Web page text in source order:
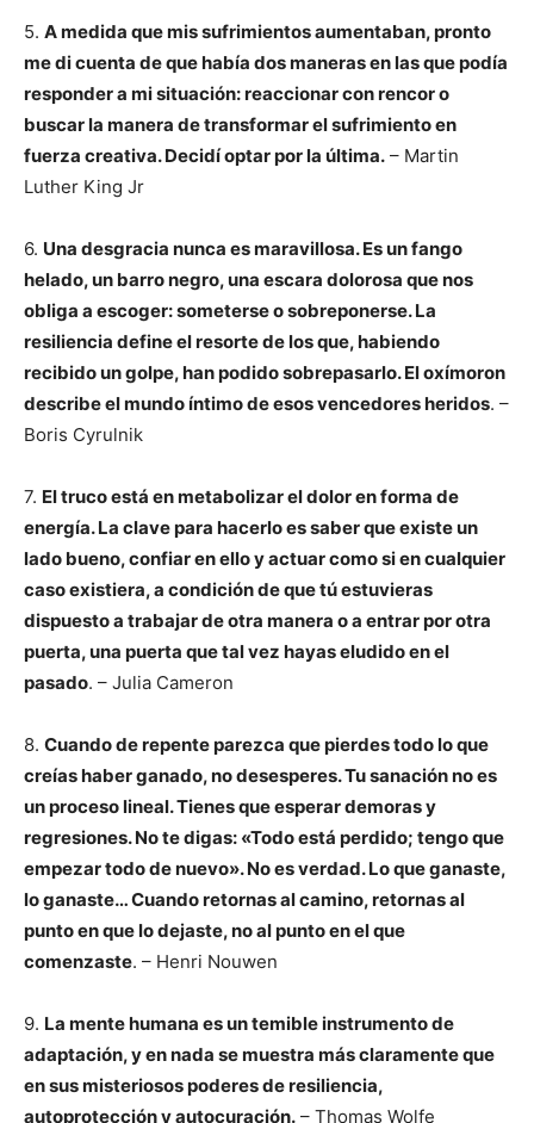
5. A medida que mis sufrimientos aumentaban, pronto
me di cuenta de que había dos maneras en las que podía
responder a mi situación: reaccionar con rencor o
buscar la manera de transformar el sufrimiento en
fuerza creativa. Decidí optar por la última. – Martin
Luther King Jr
6. Una desgracia nunca es maravillosa. Es un fango
helado, un barro negro, una escara dolorosa que nos
obliga a escoger: someterse o sobreponerse. La
resiliencia define el resorte de los que, habiendo
recibido un golpe, han podido sobrepasarlo. El oxímoron
describe el mundo íntimo de esos vencedores heridos. –
Boris Cyrulnik
7. El truco está en metabolizar el dolor en forma de
energía. La clave para hacerlo es saber que existe un
lado bueno, confiar en ello y actuar como si en cualquier
caso existiera, a condición de que tú estuvieras
dispuesto a trabajar de otra manera o a entrar por otra
puerta, una puerta que tal vez hayas eludido en el
pasado. – Julia Cameron
8. Cuando de repente parezca que pierdes todo lo que
creías haber ganado, no desesperes. Tu sanación no es
un proceso lineal. Tienes que esperar demoras y
regresiones. No te digas: «Todo está perdido; tengo que
empezar todo de nuevo». No es verdad. Lo que ganaste,
lo ganaste… Cuando retornas al camino, retornas al
punto en que lo dejaste, no al punto en el que
comenzaste. – Henri Nouwen
9. La mente humana es un temible instrumento de
adaptación, y en nada se muestra más claramente que
en sus misteriosos poderes de resiliencia,
autoprotección y autocuración. – Thomas Wolfe